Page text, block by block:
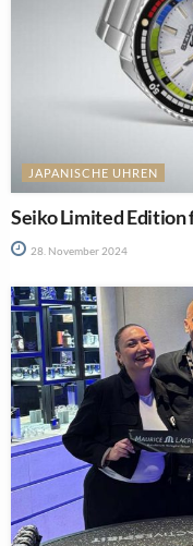
JAPANISCHE UHREN
Seiko Limited
28. November 2024